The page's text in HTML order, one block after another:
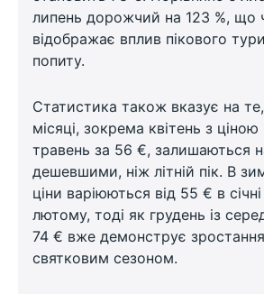
липень дорожчий на 123 %, що
відображає вплив пікового
попиту.
Статистика також вказує на
місяці, зокрема квітень з
травень за 56 €, залишаються
дешевшими, ніж літній пік. В
ціни варіюються від 55 € в
лютому, тоді як грудень із
74 € вже демонструє
святковим сезоном.